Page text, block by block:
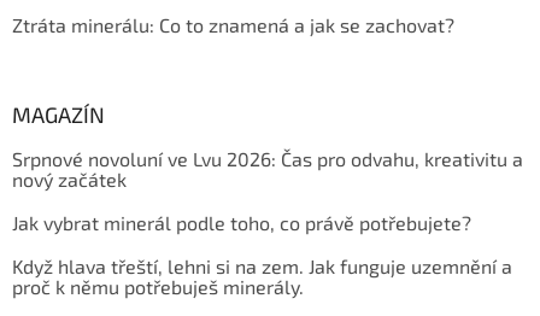
Ztráta minerálu: Co to znamená a jak se zachovat?
MAGAZÍN
Srpnové novoluní ve Lvu 2026: Čas pro odvahu, kreativitu a
nový začátek
Jak vybrat minerál podle toho, co právě potřebujete?
Když hlava třeští, lehni si na zem. Jak funguje uzemnění a
proč k němu potřebuješ minerály.